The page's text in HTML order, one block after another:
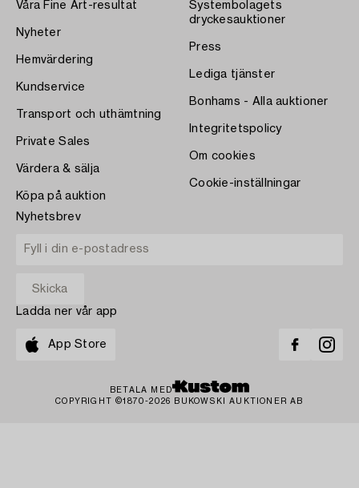
Våra Fine Art-resultat
Nyheter
Hemvärdering
Kundservice
Transport och uthämtning
Private Sales
Värdera & sälja
Köpa på auktion
Systembolagets
dryckesauktioner
Press
Lediga tjänster
Bonhams - Alla auktioner
Integritetspolicy
Om cookies
Cookie-inställningar
Nyhetsbrev
Ladda ner vår app
App Store
BETALA MED
COPYRIGHT ©1870-2026 BUKOWSKI AUKTIONER AB